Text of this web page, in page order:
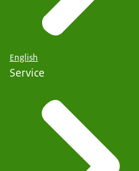
English
Service